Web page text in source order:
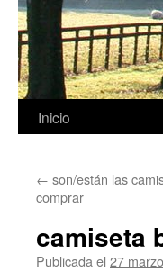
Saltar
contenido
Inicio
← son/están las
comprar
camiseta
Publicada el 27